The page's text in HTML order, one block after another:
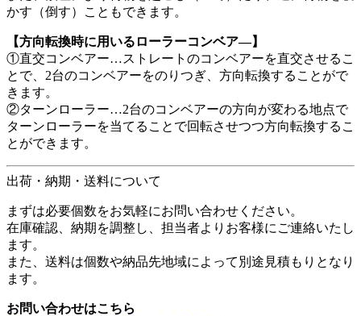
かす（倒す）こともできます。
【方向転換時に用いるローラーコンベア―】
①直交コンベアー…ストレートのコンベアーを直交させるこ
とで、2台のコンベアーをのりつぎ、方向転換することがで
きます。
②ターンローラー…2台のコンベアーの方向が変わる地点で
ターンローラーを当てることで回転させつつ方向転換するこ
とができます。
出荷・納期・送料について
まずは必要個数をお気軽にお問い合わせください。
在庫確認、納期を調整し、担当者よりお客様にご連絡いたし
ます。
また、送料は個数や納品先地域によって別途見積もりとなり
ます。
お問い合わせはこちら